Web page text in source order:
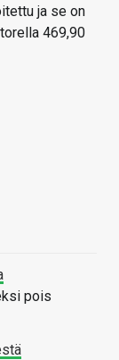
ja se on
469,90
pois